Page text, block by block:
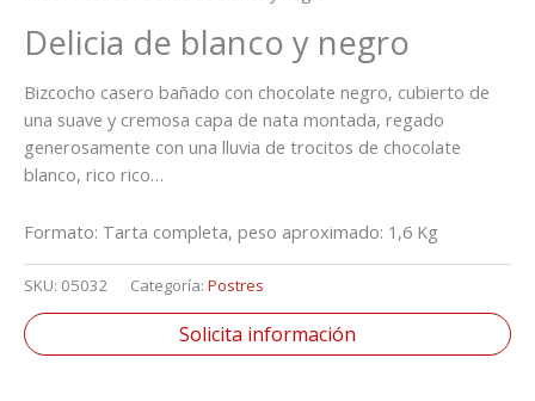
Delicia de blanco y negro
Bizcocho casero bañado con chocolate negro, cubierto de
una suave y cremosa capa de nata montada, regado
generosamente con una lluvia de trocitos de chocolate
blanco, rico rico…
Formato: Tarta completa, peso aproximado: 1,6 Kg
SKU: 05032 Categoría: Postres
Solicita información